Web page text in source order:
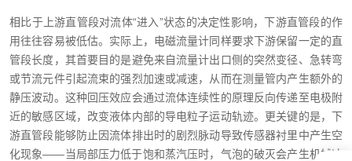
相比于上游直管段对流体“进入”状态的决定性影响，下游直管段的作
用往往容易被低估。实际上，电磁流量计同样要求下游保留一定的直
管段长度，其首要目的是避免来自流量计出口侧的突然变径、急转弯
或节流元件引起流束的强烈加速或减速，从而在测量管内产生额外的
静压波动。这种回压效应会通过流体连续性的原理反向传递至电极附
近的敏感区域，改变液体内部的导电粒子运动轨迹。更关键的是，下
游直管段能够防止因流体排出时的剧烈脉动导致传感器衬里中产生空
化现象——当局部压力低于饱和蒸汽压时，气泡的破灭会产生机械冲